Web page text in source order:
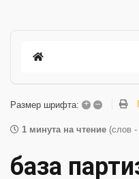
Размер шрифта: + –
1 минута на чтение (слов -
база